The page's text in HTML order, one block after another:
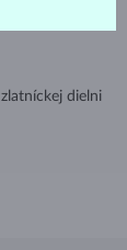
dielni